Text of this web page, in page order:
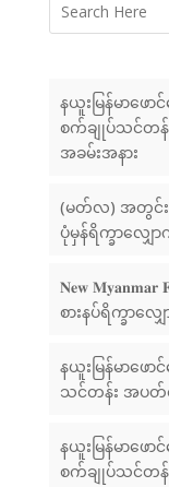
နယူးမြန်မာဖေ
စက်ချုပ်သင်တန်
အခမ်းအနား
(မတ်လ) အတွင်း
ပုံမှန်ရိက္ခာလျှေ
𝐍𝐞𝐰 𝐌𝐲𝐚𝐧𝐦𝐚𝐫
စားနပ်ရိက္ခာ
နယူးမြန်မာဖေ
သင်တန်း အပတ်
နယူးမြန်မာဖေ
စက်ချုပ်သင်တန်